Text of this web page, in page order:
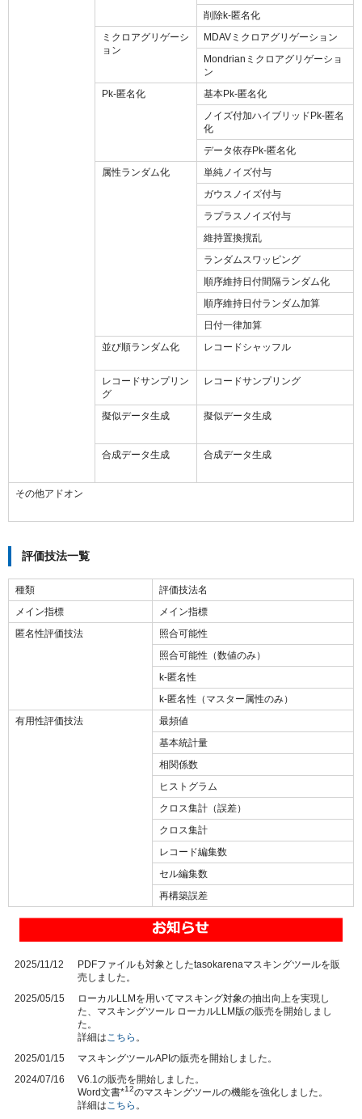
削除k-匿名化
ミクロアグリゲーシ
ョン
MDAVミクロアグリゲーション
Mondrianミクロアグリゲーショ
ン
Pk-匿名化
基本Pk-匿名化
ノイズ付加ハイブリッドPk-匿名
化
データ依存Pk-匿名化
属性ランダム化
単純ノイズ付与
ガウスノイズ付与
ラプラスノイズ付与
維持置換撹乱
ランダムスワッピング
順序維持日付間隔ランダム化
順序維持日付ランダム加算
日付一律加算
並び順ランダム化
レコードシャッフル
レコードサンプリン
グ
レコードサンプリング
擬似データ生成 擬似データ生成
合成データ生成 合成データ生成
その他アドオン
評価技法一覧
種類
評価技法名
メイン指標
メイン指標
匿名性評価技法
照合可能性
照合可能性（数値のみ）
k-匿名性
k-匿名性（マスター属性のみ）
有用性評価技法
最頻値
基本統計量
相関係数
ヒストグラム
クロス集計（誤差）
クロス集計
レコード編集数
セル編集数
再構築誤差
2025/11/12
PDFファイルも対象としたtasokarenaマスキングツールを販
売しました。
2025/05/15
ローカルLLMを用いてマスキング対象の抽出向上を実現し
た、マスキングツール ローカルLLM版の販売を開始しまし
た。
詳細はこちら 。
2025/01/15
マスキングツールAPIの販売を開始しました。
2024/07/16
V6.1の販売を開始しました。
Word文書*12のマスキングツールの機能を強化しました。
詳細はこちら 。